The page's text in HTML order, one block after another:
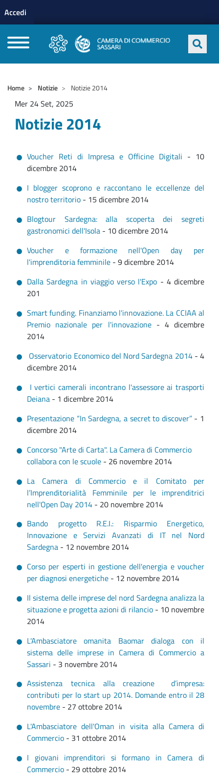
profilo utente
Accedi
Home Notizie Notizie 2014
Mer 24 Set, 2025
Notizie 2014
Voucher Reti di Impresa e Officine Digitali - 10
dicembre 2014
I blogger scoprono e raccontano le eccellenze del
nostro territorio - 15 dicembre 2014
Blogtour Sardegna: alla scoperta dei segreti
gastronomici dell'Isola - 10 dicembre 2014
Voucher e formazione nell'Open day per
l'imprenditoria femminile - 9 dicembre 2014
Dalla Sardegna in viaggio verso l'Expo - 4 dicembre
201
Smart funding. Finanziamo l'innovazione. La CCIAA al
Premio nazionale per l'innovazione- 4 dicembre
2014
Osservatorio Economico del Nord Sardegna 2014- 4
dicembre 2014
I vertici camerali incontrano l'assessore ai trasporti
Deiana - 1 dicembre 2014
Presentazione “In Sardegna, a secret to discover”- 1
dicembre 2014
Concorso "Arte di Carta". La Camera di Commercio
collabora con le scuole - 26 novembre 2014
La Camera di Commercio e il Comitato per
l’Imprenditorialità Femminile per le imprenditrici
nell'Open Day 2014 - 20 novembre 2014
Bando progetto R.E.I.: Risparmio Energetico,
Innovazione e Servizi Avanzati di IT nel Nord
Sardegna - 12 novembre 2014
Corso per esperti in gestione dell'energia e voucher
per diagnosi energetiche - 12 novembre 2014
Il sistema delle imprese del nord Sardegna analizza la
situazione e progetta azioni di rilancio - 10 novembre
2014
L'Ambasciatore omanita Baomar dialoga con il
sistema delle imprese in Camera di Commercio a
Sassari - 3 novembre 2014
Assistenza tecnica alla creazione d’impresa:
contributi per lo start up 2014. Domande entro il 28
novembre - 27 ottobre 2014
L'Ambasciatore dell'Oman in visita alla Camera di
Commercio - 31 ottobre 2014
I giovani imprenditori si formano in Camera di
Commercio - 29 ottobre 2014